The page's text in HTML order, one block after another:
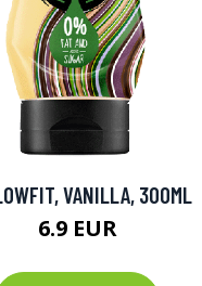
VANILLA, 300ML
6.9 EUR